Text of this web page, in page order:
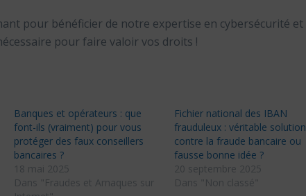
pour bénéficier de notre expertise en cybersécurité et
pour faire valoir vos droits !
Banques et opérateurs : que
font-ils (vraiment) pour vous
protéger des faux conseillers
bancaires ?
18 mai 2025
Dans "Fraudes et Arnaques sur
Fichier national des IBAN
frauduleux : véritable solution
contre la fraude bancaire ou
fausse bonne idée ?
20 septembre 2025
Dans "Non classé"